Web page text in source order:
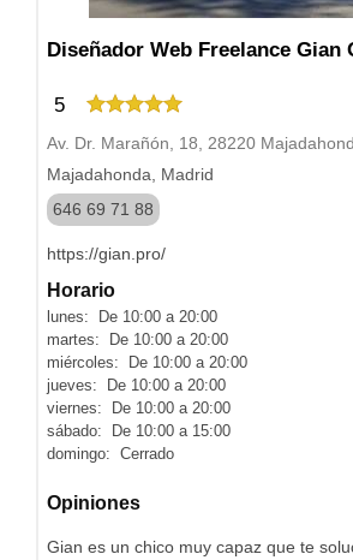
Diseñador Web Freelance Gian
5
Av. Dr. Marañón, 18, 28220
Majadahonda, Madrid
646 69 71 88
https://gian.pro/
Horario
lunes: De 10:00 a 20:00
martes: De 10:00 a 20:00
miércoles: De 10:00 a 20:00
jueves: De 10:00 a 20:00
viernes: De 10:00 a 20:00
sábado: De 10:00 a 15:00
domingo: Cerrado
Opiniones
Gian es un chico muy capaz que te